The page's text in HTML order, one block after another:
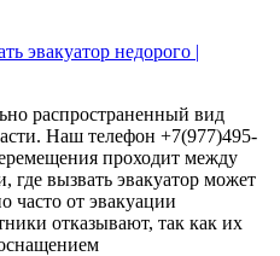
эвакуатор недорого |
распространенный вид
Наш телефон +7(977)495-
проходит между
где вызвать эвакуатор может
часто от эвакуации
отказывают, так как их